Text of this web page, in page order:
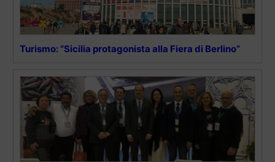
Turismo: “Sicilia protagonista alla Fiera di Berlino”